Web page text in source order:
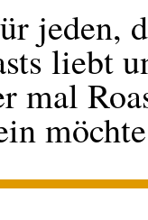
jeden,
liebt
mal
möchte